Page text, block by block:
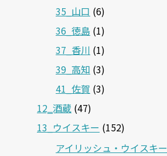
35_山口 (6)
36_徳島 (1)
37_香川 (1)
39_高知 (3)
41_佐賀 (3)
12‗酒蔵 (47)
13_ウイスキー (152)
アイリッシュ・ウイスキー